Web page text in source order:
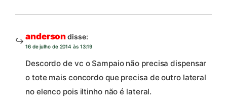
andersondisse:
16 de julho de 2014 às 13:19
Descordo de vc o Sampaio não precisa dispensar
o tote mais concordo que precisa de outro lateral
no elenco pois iltinho não é lateral.